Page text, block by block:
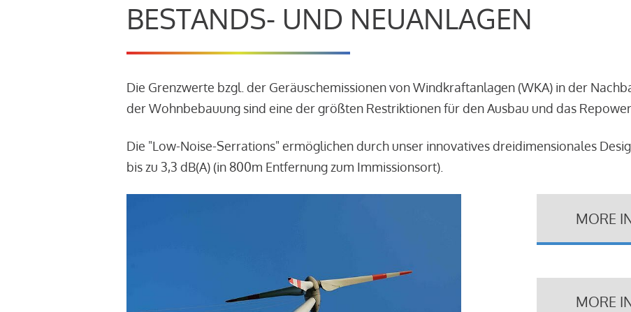
BESTANDS- UND NEUANLAGEN
Die Grenzwerte bzgl. der Geräuschemissionen von Windkraftanlagen (WKA) in der
der Wohnbebauung sind eine der größten Restriktionen für den Ausbau und das
Die "Low-Noise-Serrations" ermöglichen durch unser innovatives dreidimensionales
bis zu 3,3 dB(A) (in 800m Entfernung zum Immissionsort).
MORE
MORE